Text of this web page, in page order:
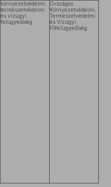
környezetvédelmi,
természetvédelmi
és vízügyi
felügyelőség
Országos
Környezetvédelmi,
Természetvédelmi
és Vízügyi
Főfelügyelőség